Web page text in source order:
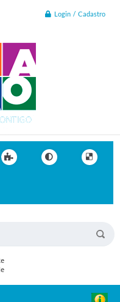
Login / Cadastro